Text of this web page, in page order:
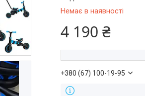
Немає в наявності
4 190 ₴
+380 (67) 100-19-95